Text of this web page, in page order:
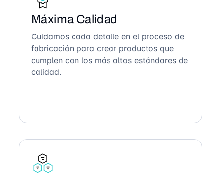
Máxima Calidad
Cuidamos cada detalle en el proceso de
fabricación para crear productos que
cumplen con los más altos estándares de
calidad.